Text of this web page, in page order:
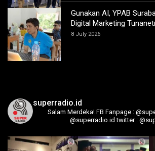
Gunakan AI, YPAB
Digital Marketing
8 July 2026
superradio.id
Salam Merdeka! FB Fanpage :
@superradio.id twitter :